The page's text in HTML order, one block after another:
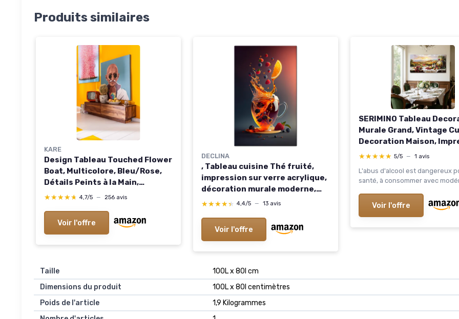
Produits similaires
KARE
Design Tableau Touched Flower
Boat, Multicolore, Bleu/Rose,
Détails Peints à la Main,
Peinture Acrylique, Murale,
Intérieur, Décoration Chambre,
Salon, 120x160cm 160L x 120l
★★★★★
★★★★★ 4,7/5 — 256 avis
Voir l'offre
DECLINA
, Tableau cuisine Thé fruité,
impression sur verre acrylique,
décoration murale moderne,
cadre design coloré pour
contemporain 100L x 60l cm
★★★★★
★★★★★ 4,4/5 — 13 avis
Voir l'offre
SERIMINO Tableau
Murale Grand, Vintage
Decoration Maison,
sur Toile Moderne,
pour Salon Chambre
73x146 cm Domaine
Européen 146L x 73l cm
★★★★★
★★★★★ 5/5 — 1 avis
L'abus d'alcool est dangereux
santé, à consommer avec
Voir l'offre
Taille
100L x 80l cm
Dimensions du produit
100L x 80l centimètres
Poids de l'article
1,9 Kilogrammes